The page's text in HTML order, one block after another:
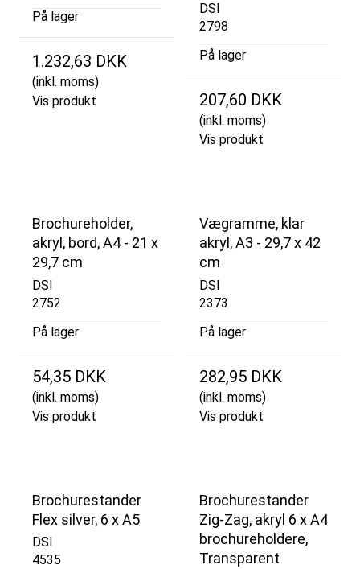
På lager
1.232,63 DKK
(inkl. moms)
Vis produkt
DSI
2798
På lager
207,60 DKK
(inkl. moms)
Vis produkt
Brochureholder,
akryl, bord, A4 - 21 x
29,7 cm
DSI
2752
På lager
54,35 DKK
(inkl. moms)
Vis produkt
Vægramme, klar
akryl, A3 - 29,7 x 42
cm
DSI
2373
På lager
282,95 DKK
(inkl. moms)
Vis produkt
Brochurestander
Flex silver, 6 x A5
DSI
4535
Brochurestander
Zig-Zag, akryl 6 x A4
brochureholdere,
Transparent